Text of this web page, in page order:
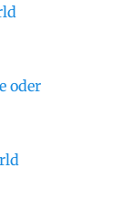
oder